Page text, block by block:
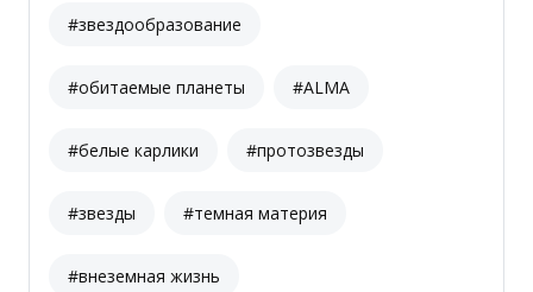
#звездообразование
#обитаемые планеты #ALMA
#белые карлики #протозвезды
#звезды #темная материя
#внеземная жизнь